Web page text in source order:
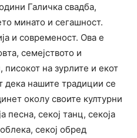
Галичка свадба,
минато и сегашност.
и современост. Ова е
семејството и
на зурлите и екот
дека нашите традиции се
околу своите културни
песна, секој танц, секоја
секој обред